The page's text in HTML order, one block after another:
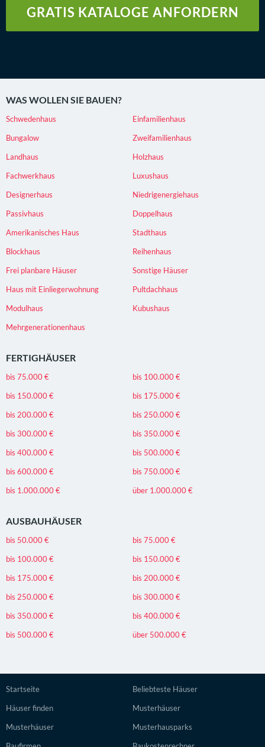
GRATIS KATALOGE ANFORDERN
WAS WOLLEN SIE BAUEN?
Schwedenhaus
Einfamilienhaus
Bungalow
Zweifamilienhaus
Landhaus
Holzhaus
Fachwerkhaus
Luxushaus
Designerhaus
Niedrigenergiehaus
Passivhaus
Doppelhaus
Amerikanisches Haus
Stadthaus
Blockhaus
Reihenhaus
Frei planbare Häuser
Sonstige Häuser
Haus mit Einliegerwohnung
Pultdachhaus
Modulhaus
Kubushaus
Mehrgenerationenhaus
FERTIGHÄUSER
bis 75.000 €
bis 100.000 €
bis 150.000 €
bis 175.000 €
bis 200.000 €
bis 250.000 €
bis 300.000 €
bis 350.000 €
bis 400.000 €
bis 500.000 €
bis 600.000 €
bis 750.000 €
bis 1.000.000 €
über 1.000.000 €
AUSBAUHÄUSER
bis 50.000 €
bis 75.000 €
bis 100.000 €
bis 150.000 €
bis 175.000 €
bis 200.000 €
bis 250.000 €
bis 300.000 €
bis 350.000 €
bis 400.000 €
bis 500.000 €
über 500.000 €
Startseite
Häuser finden
Musterhäuser
Beliebteste Häuser
Musterhäuser
Musterhausparks